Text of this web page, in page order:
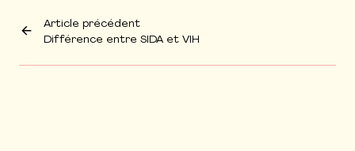
Article précédent
Différence entre SIDA et VIH